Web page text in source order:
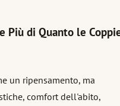
Più di Quanto le
un ripensamento, ma
comfort dell'abito,